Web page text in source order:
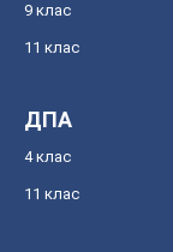
9 клас
11 клас
ДПА
4 клас
11 клас